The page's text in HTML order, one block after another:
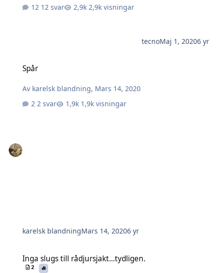
12 svar 2,9k visningar
tecnoMaj 1, 20206 yr
Spår
Av karelsk blandning, Mars 14, 2020
2 svar
1,9k visningar
karelsk blandningMars 14, 20206 yr
Inga slugs till rådjursjakt...tydligen.
2